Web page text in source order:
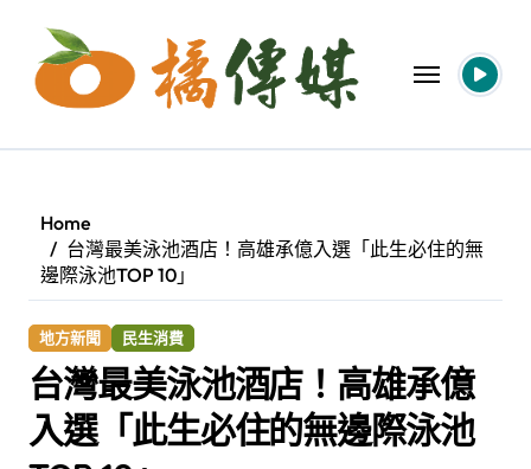
content
Home
台灣最美泳池酒店！高雄承億入選「此生必住的無
邊際泳池TOP 10」
地方新聞 民生消費
台灣最美泳池酒店！高雄承億
入選「此生必住的無邊際泳池